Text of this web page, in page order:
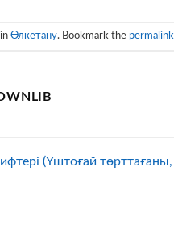
Өлкетану. Bookmark the permalink
(Үштоғай төрттағаны,